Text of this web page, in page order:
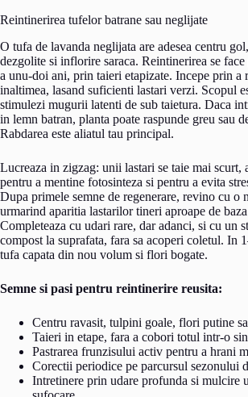
Reintinerirea tufelor batrane sau neglijate
O tufa de lavanda neglijata are adesea centru
dezgolite si inflorire saraca. Reintinerirea se face
a unu-doi ani, prin taieri etapizate. Incepe prin a
inaltimea, lasand suficienti lastari verzi. Scopul
stimulezi mugurii latenti de sub taietura. Daca
in lemn batran, planta poate raspunde greu sau
Rabdarea este aliatul tau principal.
Lucreaza in zigzag: unii lastari se taie mai scurt,
pentru a mentine fotosinteza si pentru a evita
Dupa primele semne de regenerare, revino cu o
urmarind aparitia lastarilor tineri aproape de
Completeaza cu udari rare, dar adanci, si cu un
compost la suprafata, fara sa acoperi coletul. In
tufa capata din nou volum si flori bogate.
Semne si pasi pentru reintinerire reusita:
Centru ravasit, tulpini goale, flori putine
Taieri in etape, fara a cobori totul intr-o
Pastrarea frunzisului activ pentru a hrani
Corectii periodice pe parcursul sezonului
Intretinere prin udare profunda si mulcire